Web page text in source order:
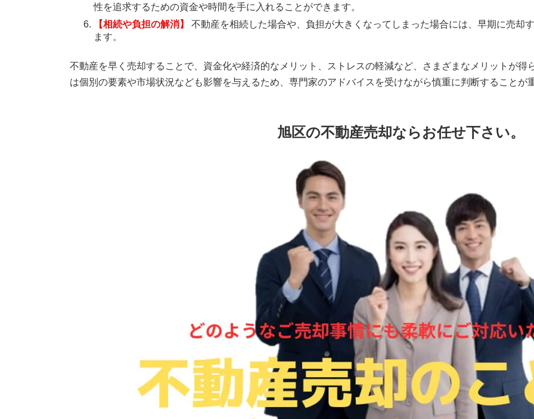
性を追求するための資金や時間を手に入れることができます。
【相続や負担の解消】
不動産を相続した場合や、負担が大きくなってしまった場合には、早期に売却
ます。
不動産を早く売却することで、資金化や経済的なメリット、ストレスの軽減など、さまざまなメリットが得
は個別の要素や市場状況なども影響を与えるため、専門家のアドバイスを受けながら慎重に判断することが
旭区の不動産売却ならお任せ下さい。